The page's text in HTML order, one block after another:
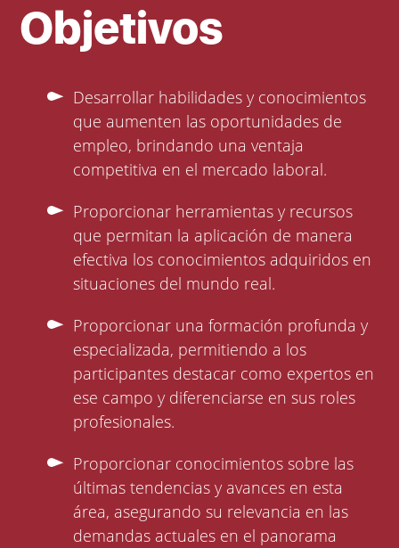
Objetivos
Desarrollar habilidades y conocimientos
que aumenten las oportunidades de
empleo, brindando una ventaja
competitiva en el mercado laboral.
Proporcionar herramientas y recursos
que permitan la aplicación de manera
efectiva los conocimientos adquiridos en
situaciones del mundo real.
Proporcionar una formación profunda y
especializada, permitiendo a los
participantes destacar como expertos en
ese campo y diferenciarse en sus roles
profesionales.
Proporcionar conocimientos sobre las
últimas tendencias y avances en esta
área, asegurando su relevancia en las
demandas actuales en el panorama